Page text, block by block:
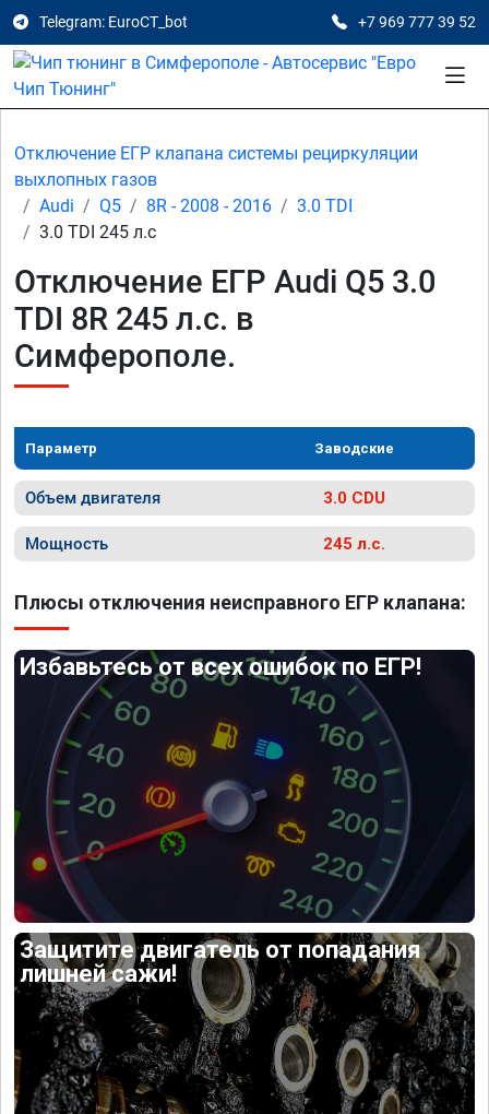
Telegram: EuroCT_bot +7 969 777 39 52
Отключение ЕГР клапана системы рециркуляции
выхлопных газов
Audi
Q5 8R - 2008 - 2016
3.0 TDI
3.0 TDI 245 л.с
Отключение ЕГР Audi Q5 3.0
TDI 8R 245 л.с. в
Симферополе.
Параметр Заводские
Объем двигателя 3.0 CDU
Мощность 245 л.с.
Плюсы отключения неисправного ЕГР клапана:
Избавьтесь от всех ошибок по ЕГР!
Защитите двигатель от попадания
лишней сажи!